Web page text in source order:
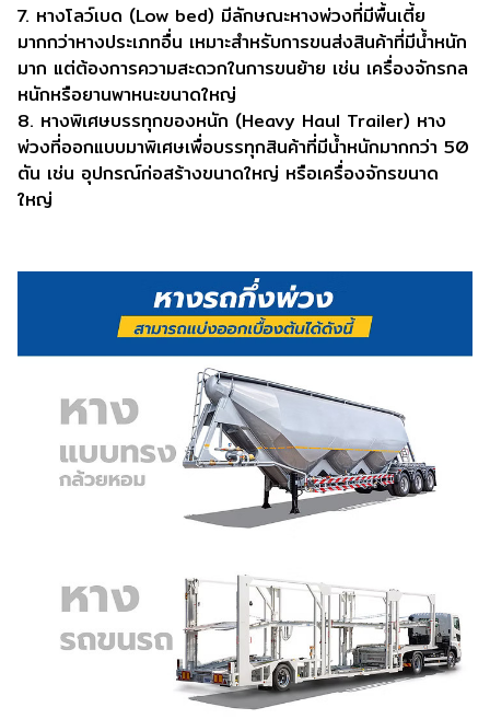
7. หางโลว์เบด (Low bed) มีลักษณะหางพ่วงที่มีพื้นเตี้ย
มากกว่าหางประเภทอื่น เหมาะสำหรับการขนส่งสินค้าที่มีน้ำหนัก
มาก แต่ต้องการความสะดวกในการขนย้าย เช่น เครื่องจักรกล
หนักหรือยานพาหนะขนาดใหญ่
8. หางพิเศษบรรทุกของหนัก (Heavy Haul Trailer) หาง
พ่วงที่ออกแบบมาพิเศษเพื่อบรรทุกสินค้าที่มีน้ำหนักมากกว่า 50
ตัน เช่น อุปกรณ์ก่อสร้างขนาดใหญ่ หรือเครื่องจักรขนาด
ใหญ่